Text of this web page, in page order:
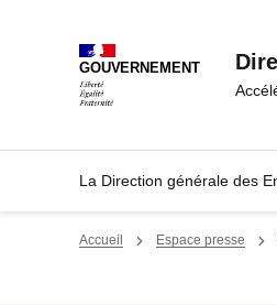
GOUVERNEMENT
La Direction générale des
Accueil Espace presse